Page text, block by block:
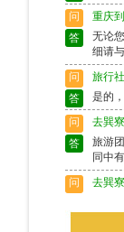
问
重庆
答
无论
细请
问
旅行
答
是的
问
去巽
答
旅游
同中
问
去巽